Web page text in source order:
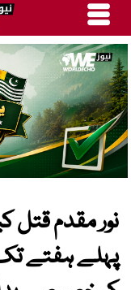
نور مقدم
پہلے ہفتے